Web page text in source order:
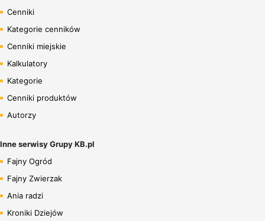
Cenniki
Kategorie cenników
Cenniki miejskie
Kalkulatory
Kategorie
Cenniki produktów
Autorzy
Inne serwisy Grupy KB.pl
Fajny Ogród
Fajny Zwierzak
Ania radzi
Kroniki Dziejów